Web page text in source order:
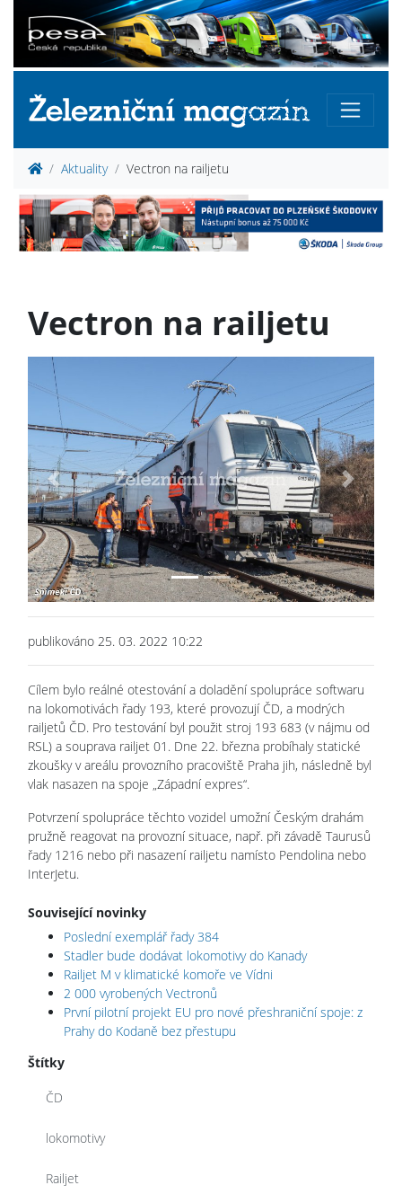
Aktuality Vectron na railjetu
Vectron na railjetu
Previous Next
publikováno 25. 03. 2022 10:22
Cílem bylo reálné otestování a doladění spolupráce softwaru
na lokomotivách řady 193, které provozují ČD, a modrých
railjetů ČD. Pro testování byl použit stroj 193 683 (v nájmu od
RSL) a souprava railjet 01. Dne 22. března probíhaly statické
zkoušky v areálu provozního pracoviště Praha jih, následně byl
vlak nasazen na spoje „Západní expres“.
Potvrzení spolupráce těchto vozidel umožní Českým drahám
pružně reagovat na provozní situace, např. při závadě Taurusů
řady 1216 nebo při nasazení railjetu namísto Pendolina nebo
InterJetu.
Související novinky
Poslední exemplář řady 384
Stadler bude dodávat lokomotivy do Kanady
Railjet M v klimatické komoře ve Vídni
2 000 vyrobených Vectronů
První pilotní projekt EU pro nové přeshraniční spoje: z
Prahy do Kodaně bez přestupu
Štítky
ČD
lokomotivy
Railjet